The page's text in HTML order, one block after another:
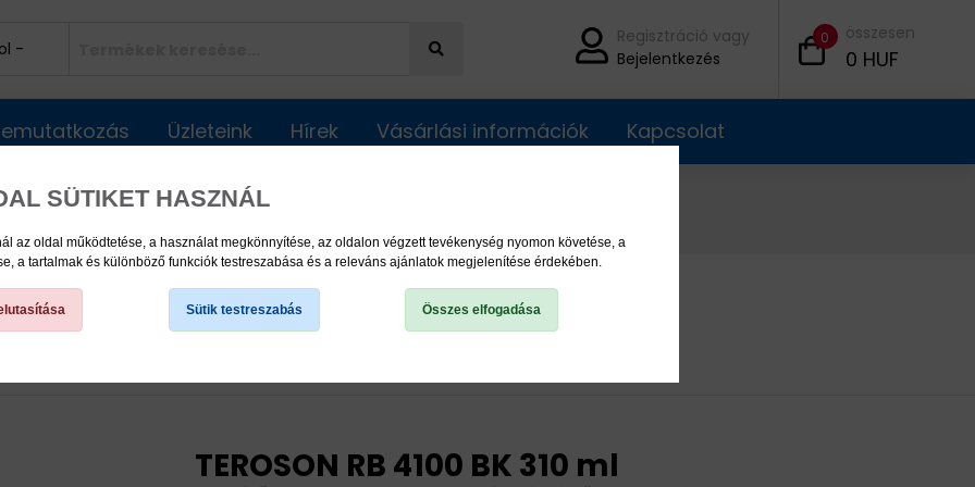
SÜTIKET HASZNÁL
az oldal működtetése, a használat megkönnyítése, az oldalon végzett tevékenység nyomon követése, a
a tartalmak és különböző funkciók testreszabása és a releváns ajánlatok megjelenítése érdekében.
Sütik testreszabás Összes elfogadása
Regisztráció vagy
Bejelentkezés
0 összesen
0 HUF
Üzleteink Hírek Vásárlási információk Kapcsolat
TEROSON RB 4100 BK 310 ml